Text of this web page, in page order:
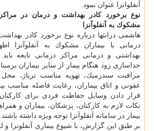
آنفلوانزا عنوان نمود.
نوع برخورد كادر بهداشت و درمان در مراكز
مشكوك به آنفلوآنزا
هاشمی درانتها درباره نوع برخورد كادر
درمانی با بیماران مشكوك به آنفلوآنزا
بهداشتی و درمانی مراكز درمانی تابعه
جداسازی زود هنگام بیمار از سایر بیماران
مراقبت سندرمیك، تهویه مناسب تریاژ، محل
عفونی و اتاق بیماران، رعایت فاصله مناسب بین
قرار دادن وسایل حفاظت فردی برای
نكات لازم به كاركنان، پزشكان، بیماران و
بیمار در سامانه آنفلوآنزا توجه ویژه داشته باشند.
بر طبق این گزارش، با شیوع بیماری آنفلونزا و